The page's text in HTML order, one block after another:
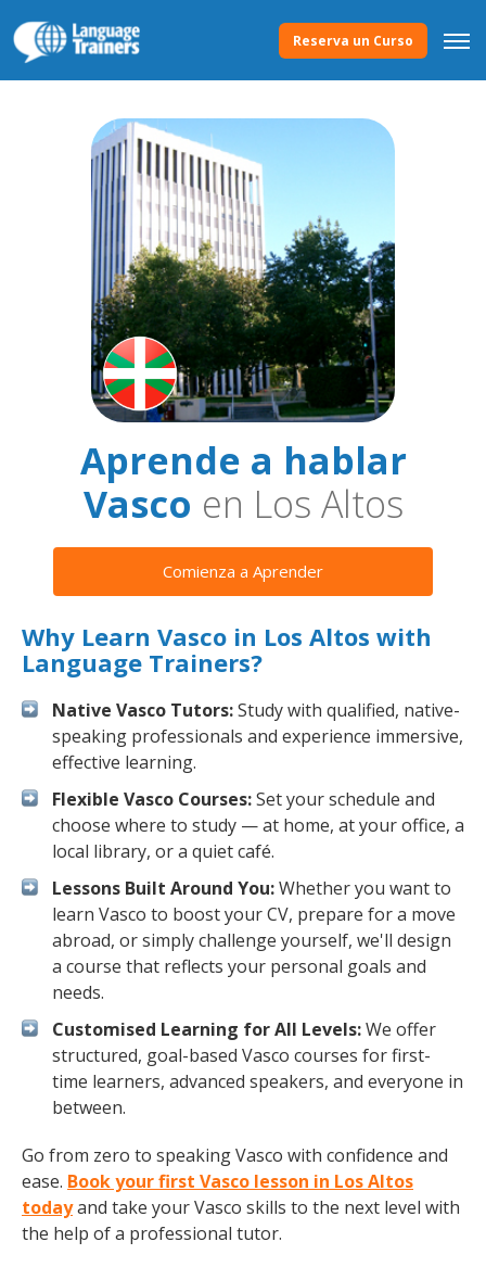
Reserva un Curso
Aprende a hablar
Vasco en Los Altos
Comienza a Aprender
Why Learn Vasco in Los Altos with
Language Trainers?
Native Vasco Tutors:Study with qualified, native-
speaking professionals and experience immersive,
effective learning.
Flexible Vasco Courses:Set your schedule and
choose where to study — at home, at your office, a
local library, or a quiet café.
Lessons Built Around You:Whether you want to
learn Vasco to boost your CV, prepare for a move
abroad, or simply challenge yourself, we'll design
a course that reflects your personal goals and
needs.
Customised Learning for All Levels:We offer
structured, goal-based Vasco courses for first-
time learners, advanced speakers, and everyone in
between.
Go from zero to speaking Vasco with confidence and
ease. Book your first Vasco lesson in Los Altos
todayand take your Vasco skills to the next level with
the help of a professional tutor.